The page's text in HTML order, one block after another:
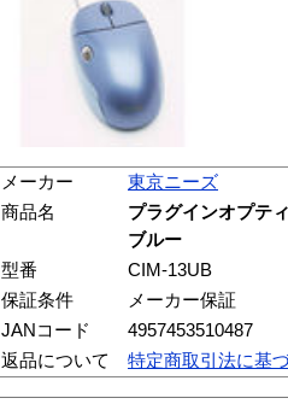
メーカー
東京ニーズ
商品名
プラグインオプテ
ブルー
型番
CIM-13UB
保証条件
メーカー保証
JANコード
4957453510487
返品について
特定商取引法に基